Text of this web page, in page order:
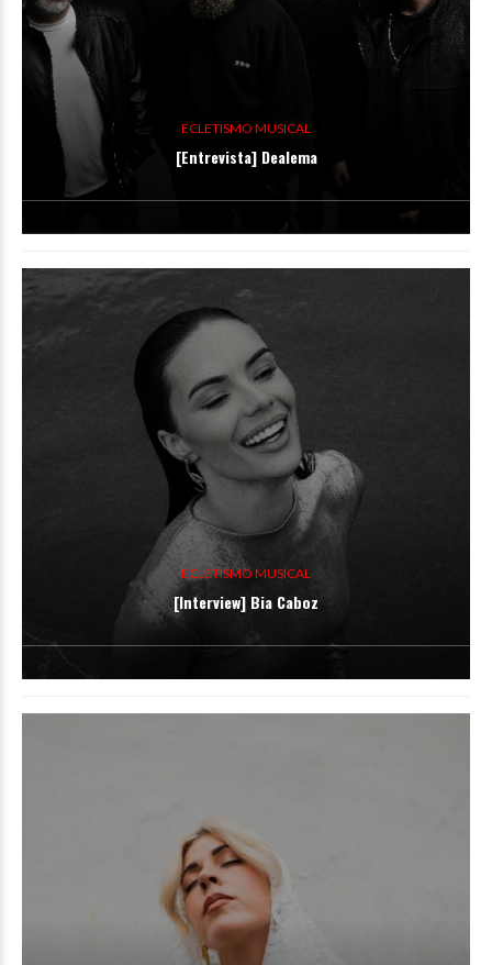
ECLETISMO MUSICAL
[Entrevista] Dealema
ECLETISMO MUSICAL
[Interview] Bia Caboz